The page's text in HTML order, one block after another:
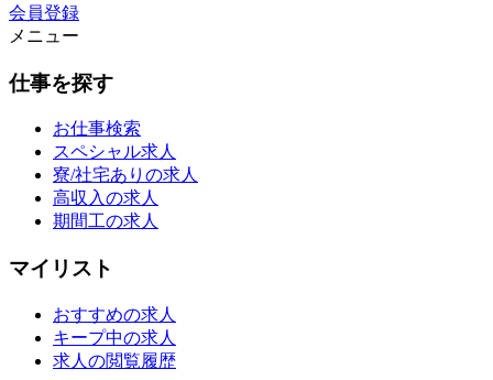
会員登録
メニュー
仕事を探す
お仕事検索
スペシャル求人
寮/社宅ありの求人
高収入の求人
期間工の求人
マイリスト
おすすめの求人
キープ中の求人
求人の閲覧履歴